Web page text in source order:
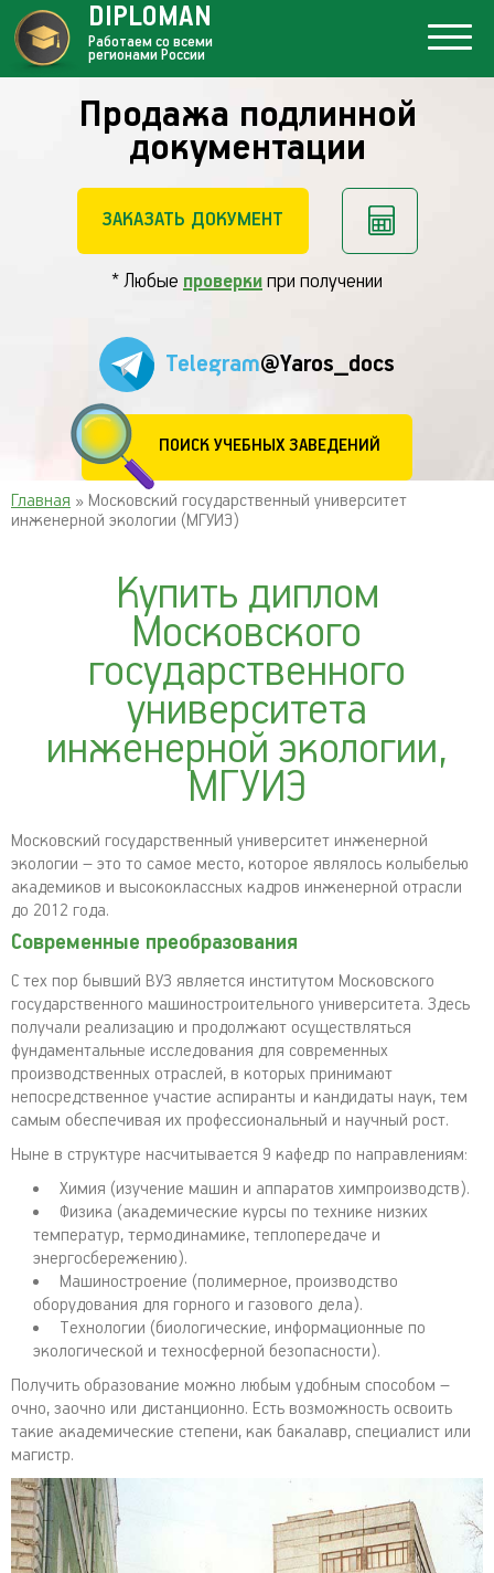
Продажа подлинной
документации
ЗАКАЗАТЬ ДОКУМЕНТ
* Любые проверки при получении
Telegram@Yaros_docs
ПОИСК УЧЕБНЫХ ЗАВЕДЕНИЙ
DIPLOMAN
Работаем со всеми
регионами России
Главная » Московский государственный университет
инженерной экологии (МГУИЭ)
Купить диплом
Московского
государственного
университета
инженерной экологии,
МГУИЭ
Московский государственный университет инженерной
экологии – это то самое место, которое являлось колыбелью
академиков и высококлассных кадров инженерной отрасли
до 2012 года.
Современные преобразования
С тех пор бывший ВУЗ является институтом Московского
государственного машиностроительного университета. Здесь
получали реализацию и продолжают осуществляться
фундаментальные исследования для современных
производственных отраслей, в которых принимают
непосредственное участие аспиранты и кандидаты наук, тем
самым обеспечивая их профессиональный и научный рост.
Ныне в структуре насчитывается 9 кафедр по направлениям:
Химия (изучение машин и аппаратов химпроизводств).
Физика (академические курсы по технике низких
температур, термодинамике, теплопередаче и
энергосбережению).
Машиностроение (полимерное, производство
оборудования для горного и газового дела).
Технологии (биологические, информационные по
экологической и техносферной безопасности).
Получить образование можно любым удобным способом –
очно, заочно или дистанционно. Есть возможность освоить
такие академические степени, как бакалавр, специалист или
магистр.